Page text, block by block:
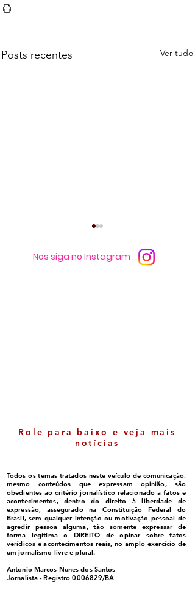
Posts recentes Ver tudo
Nos siga no Instagram
Role para baixo e veja mais
notícias
Todos os temas tratados neste veículo de comunicação,
mesmo conteúdos que expressam opinião, são
obedientes ao critério jornalístico relacionado a fatos e
acontecimentos, dentro do direito à liberdade de
expressão, assegurado na Constituição Federal do
Brasil, sem qualquer intenção ou motivação pessoal de
agredir pessoa alguma, tão somente expressar de
forma legítima o DIREITO de opinar sobre fatos
verídicos e acontecimentos reais, no amplo exercício de
um jornalismo livre e plural.
Antonio Marcos Nunes dos Santos
Jornalista - Registro0006829/BA